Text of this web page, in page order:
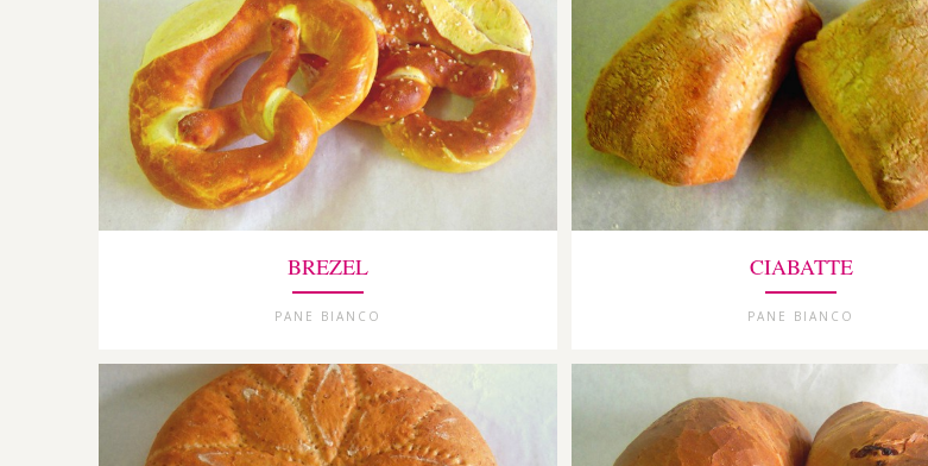
BREZEL
PANE BIANCO
CIABATTE
PANE BIANCO